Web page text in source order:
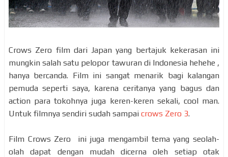
Crows Zero film dari Japan yang bertajuk kekerasan ini
mungkin salah satu pelopor tawuran di Indonesia hehehe ,
hanya bercanda. Film ini sangat menarik bagi kalangan
pemuda seperti saya, karena ceritanya yang bagus dan
action para tokohnya juga keren-keren sekali, cool man.
Untuk filmnya sendiri sudah sampai crows Zero 3.
Film Crows Zero ini juga mengambil tema yang seolah-
olah dapat dengan mudah dicerna oleh setiap otak